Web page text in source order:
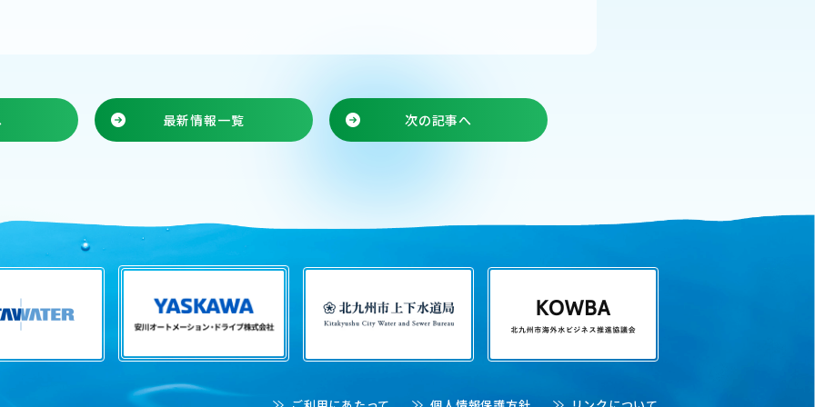
最新情報一覧 次の記事へ